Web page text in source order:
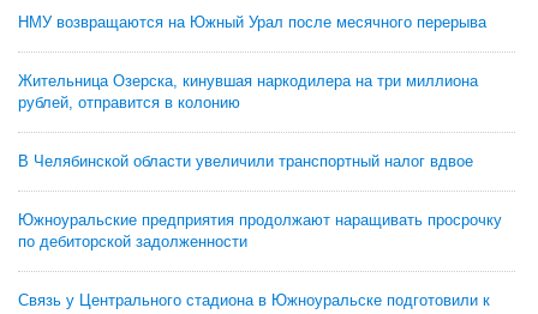
НМУ возвращаются на Южный Урал после месячного перерыва
Жительница Озерска, кинувшая наркодилера на три миллиона
рублей, отправится в колонию
В Челябинской области увеличили транспортный налог вдвое
Южноуральские предприятия продолжают наращивать просрочку
по дебиторской задолженности
Связь у Центрального стадиона в Южноуральске подготовили к